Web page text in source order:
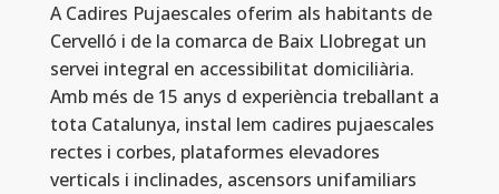
A Cadires Pujaescales oferim als habitants de
Cervelló i de la comarca de Baix Llobregat un
servei integral en accessibilitat domiciliària.
Amb més de 15 anys d experiència treballant a
tota Catalunya, instal lem cadires pujaescales
rectes i corbes, plataformes elevadores
verticals i inclinades, ascensors unifamiliars